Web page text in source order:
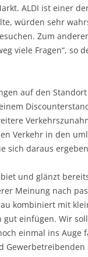
ALDI ist einer
würden sehr
Zum
viele Fragen“, so
auf den
Verkehr in den
sich daraus
und glänzt
Meinung nach
kombiniert mit
einfügen. Wir
einmal ins Auge